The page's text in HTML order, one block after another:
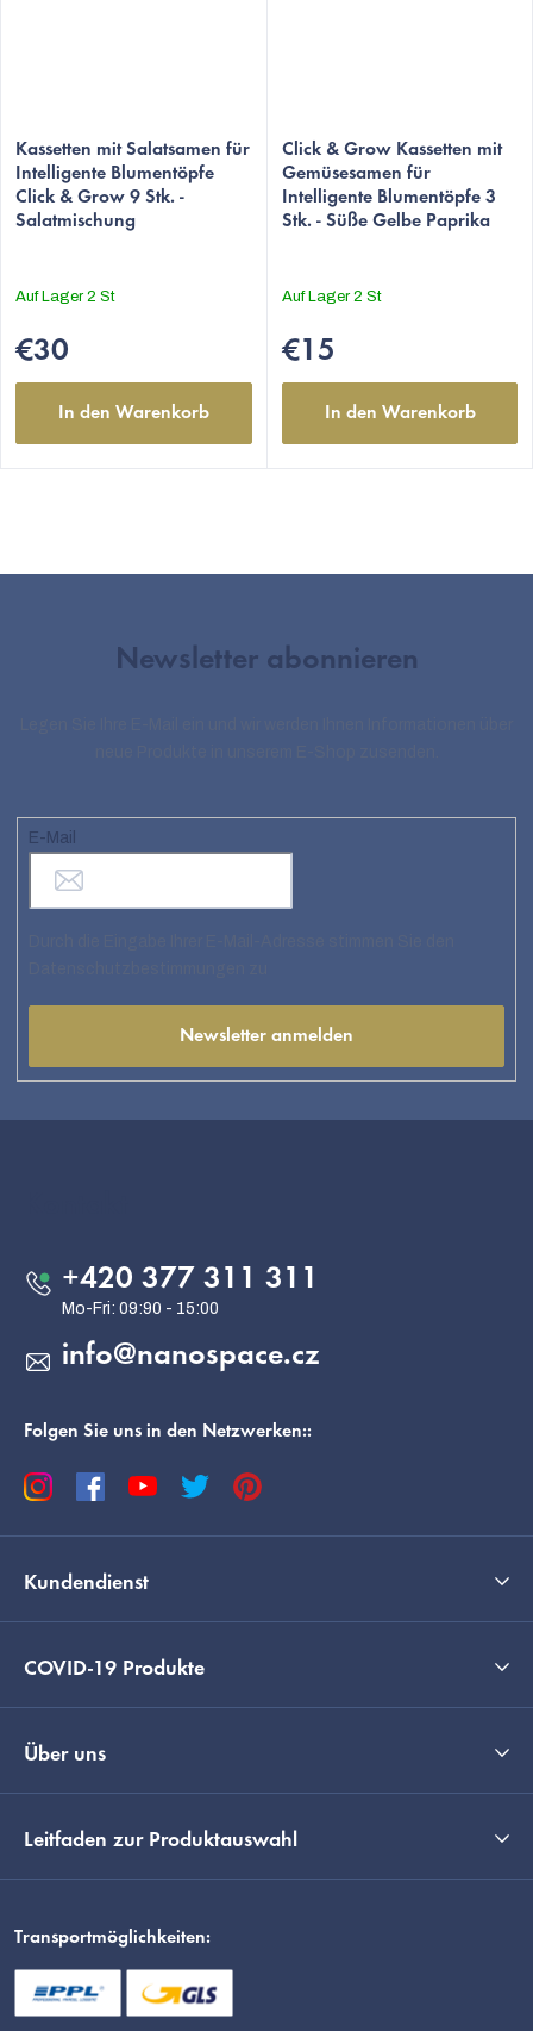
Kassetten mit Salatsamen für
Intelligente Blumentöpfe
Click & Grow 9 Stk. -
Salatmischung
Auf Lager2 St
€30
In den Warenkorb
Click & Grow Kassetten mit
Gemüsesamen für
Intelligente Blumentöpfe 3
Stk. - Süße Gelbe Paprika
Auf Lager2 St
€15
In den Warenkorb
Newsletter abonnieren
E-Mail
Newsletter anmelden
info@nanospace.cz
+420 377 311 311
Folgen Sie uns in den Netzwerken::
Kundendienst
COVID-19 Produkte
Über uns
Leitfaden zur Produktauswahl
Transportmöglichkeiten: